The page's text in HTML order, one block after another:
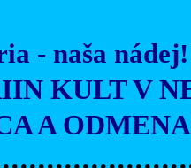
- naša nádej!
KULT V
A ODMENA